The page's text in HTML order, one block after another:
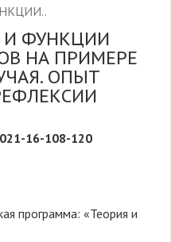
И ФУНКЦИИ
НА ПРИМЕРЕ
ОПЫТ
16-108-120
программа: «Теория и